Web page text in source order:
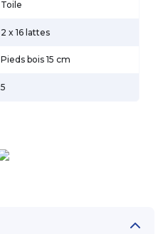
Toile
2 x 16 lattes
Pieds bois 15 cm
5